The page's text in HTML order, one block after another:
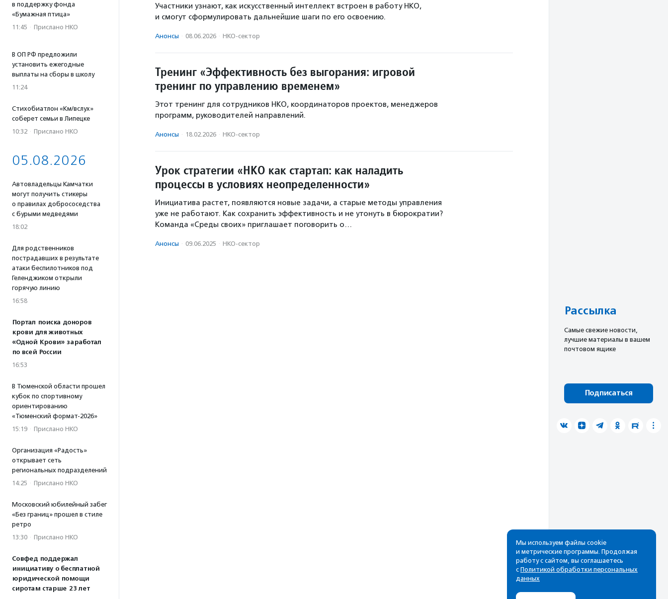
в поддержку фонда
«Бумажная птица»
11:45 · Прислано НКО
В ОП РФ предложили
установить ежегодные
выплаты на сборы в школу
11:24
Стихобиатлон «Км/вслух»
соберет семьи в Липецке
10:32 · Прислано НКО
05.08.2026
Автовладельцы Камчатки
могут получить стикеры
о правилах добрососедства
с бурыми медведями
18:02
Для родственников
пострадавших в результате
атаки беспилотников под
Геленджиком открыли
горячую линию
16:58
Портал поиска доноров
крови для животных
«Одной Крови» заработал
по всей России
16:53
В Тюменской области прошел
кубок по спортивному
ориентированию
«Тюменский формат-2026»
15:19 · Прислано НКО
Организация «Радость»
открывает сеть
региональных подразделений
14:25 · Прислано НКО
Московский юбилейный забег
«Без границ» прошел в стиле
ретро
13:30 · Прислано НКО
Совфед поддержал
инициативу о бесплатной
юридической помощи
сиротам старше 23 лет
Участники узнают, как искусственный интеллект встроен в работу НКО,
и смогут сформулировать дальнейшие шаги по его освоению.
Анонсы · 08.06.2026 · НКО-сектор
Тренинг «Эффективность без выгорания: игровой
тренинг по управлению временем»
Этот тренинг для сотрудников НКО, координаторов проектов, менеджеров
программ, руководителей направлений.
Анонсы · 18.02.2026 · НКО-сектор
Урок стратегии «НКО как стартап: как наладить
процессы в условиях неопределенности»
Инициатива растет, появляются новые задачи, а старые методы управления
уже не работают. Как сохранить эффективность и не утонуть в бюрократии?
Команда «Среды своих» приглашает поговорить о…
Анонсы · 09.06.2025 · НКО-сектор
Рассылка
Cамые свежие новости,
лучшие материалы в вашем
почтовом ящике
Подписаться
Мы используем файлы cookie
и метрические программы. Продолжая
работу с сайтом, вы соглашаетесь
с Политикой обработки персональных
данных